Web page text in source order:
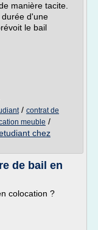
manière tacite.
d'une
le bail
/ contrat de
meuble /
chez
de bail en
colocation ?